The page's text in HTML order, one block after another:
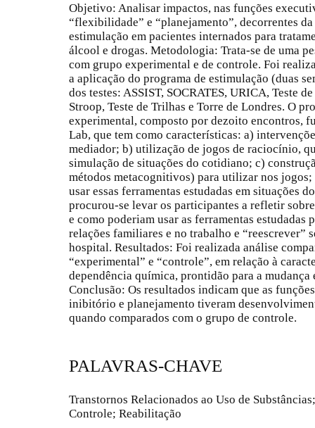
Objetivo: Analisar impactos, nas funções
“flexibilidade” e “planejamento”, decorrentes
estimulação em pacientes internados para
álcool e drogas. Metodologia: Trata-se de uma
com grupo experimental e de controle. Foi
a aplicação do programa de estimulação (duas
dos testes: ASSIST, SOCRATES, URICA, Teste
Stroop, Teste de Trilhas e Torre de Londres. O
experimental, composto por dezoito encontros,
Lab, que tem como características: a)
mediador; b) utilização de jogos de raciocínio,
simulação de situações do cotidiano; c)
métodos metacognitivos) para utilizar nos
usar essas ferramentas estudadas em situações
procurou-se levar os participantes a refletir
e como poderiam usar as ferramentas estudadas
relações familiares e no trabalho e “reescrever”
hospital. Resultados: Foi realizada análise
“experimental” e “controle”, em relação à
dependência química, prontidão para a
Conclusão: Os resultados indicam que as
inibitório e planejamento tiveram
quando comparados com o grupo de controle.
PALAVRAS-CHAVE
Transtornos Relacionados ao Uso de
Controle; Reabilitação